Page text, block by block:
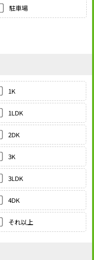
駐車場
1K
1LDK
2DK
3K
3LDK
4DK
それ以上